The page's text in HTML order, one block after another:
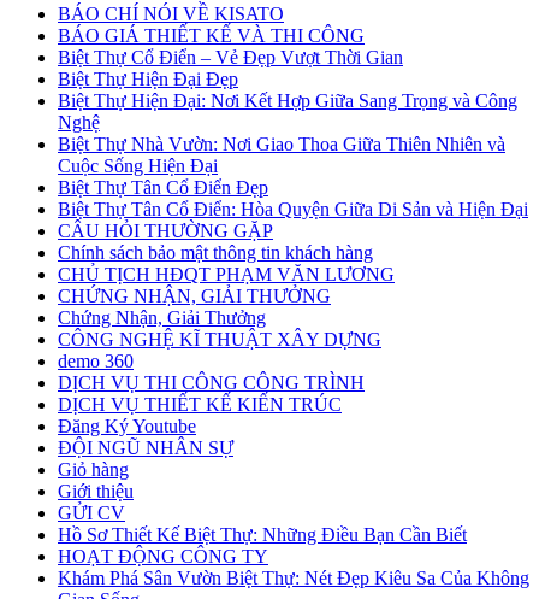
BÁO CHÍ NÓI VỀ KISATO
BÁO GIÁ THIẾT KẾ VÀ THI CÔNG
Biệt Thự Cổ Điển – Vẻ Đẹp Vượt Thời Gian
Biệt Thự Hiện Đại Đẹp
Biệt Thự Hiện Đại: Nơi Kết Hợp Giữa Sang Trọng và Công
Nghệ
Biệt Thự Nhà Vườn: Nơi Giao Thoa Giữa Thiên Nhiên và
Cuộc Sống Hiện Đại
Biệt Thự Tân Cổ Điển Đẹp
Biệt Thự Tân Cổ Điển: Hòa Quyện Giữa Di Sản và Hiện Đại
CÂU HỎI THƯỜNG GẶP
Chính sách bảo mật thông tin khách hàng
CHỦ TỊCH HĐQT PHẠM VĂN LƯƠNG
CHỨNG NHẬN, GIẢI THƯỞNG
Chứng Nhận, Giải Thưởng
CÔNG NGHỆ KĨ THUẬT XÂY DỰNG
demo 360
DỊCH VỤ THI CÔNG CÔNG TRÌNH
DỊCH VỤ THIẾT KẾ KIẾN TRÚC
Đăng Ký Youtube
ĐỘI NGŨ NHÂN SỰ
Giỏ hàng
Giới thiệu
GỬI CV
Hồ Sơ Thiết Kế Biệt Thự: Những Điều Bạn Cần Biết
HOẠT ĐỘNG CÔNG TY
Khám Phá Sân Vườn Biệt Thự: Nét Đẹp Kiêu Sa Của Không